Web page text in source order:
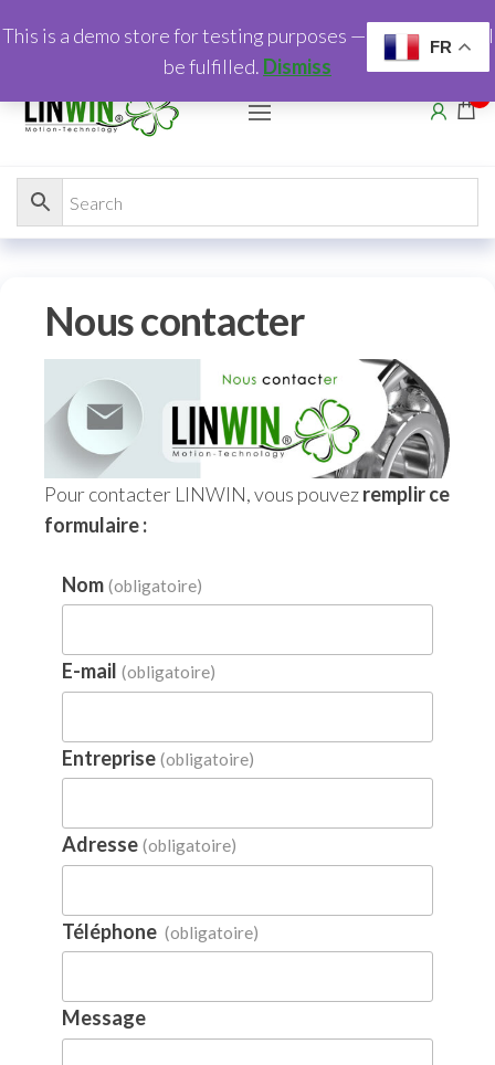
Nous contacter
Pour contacter LINWIN, vous pouvezremplir ce
formulaire :
Nom (obligatoire)
E-mail (obligatoire)
Entreprise (obligatoire)
Adresse (obligatoire)
Téléphone (obligatoire)
Message
FR
This is a demo store for testing purposes — no orders shall
be fulfilled. Dismiss